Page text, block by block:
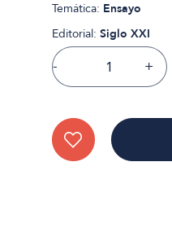
Temática: Ensayo
Editorial: Siglo XXI
- +